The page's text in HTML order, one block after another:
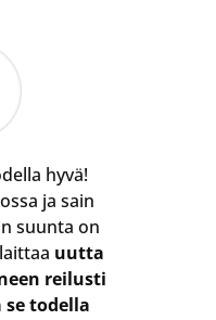
hyvä!
ja sain
suunta on
uutta
reilusti
todella